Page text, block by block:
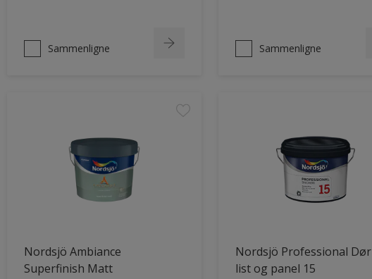
Sammenligne Sammenligne
Nordsjö Ambiance
Superfinish Matt
Nordsjö Professional Dør
list og panel 15